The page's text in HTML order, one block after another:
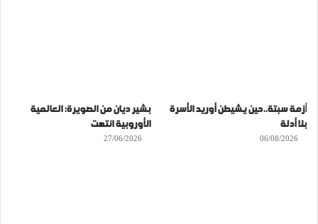
أزمة سبتة..حين يشيطن أوريد الأسرة
بلا أدلة
06/08/2026
بشير ديان من الصويرة: العالمية
الأوروبية انتهت
27/06/2026